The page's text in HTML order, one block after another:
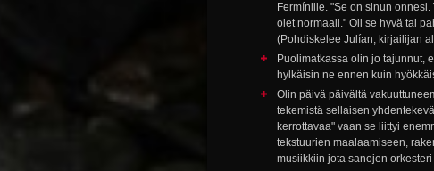
Fermínille. "Se on sinun
olet normaali." Oli se hyvä tai
(Pohdiskelee Julían, kirjailijan
Puolimatkassa olin jo tajunnut,
hylkäisin ne ennen kuin
Olin päivä päivältä
tekemistä sellaisen
kerrottavaa" vaan se liittyi
tekstuurien maalaamiseen,
musiikkiin jota sanojen